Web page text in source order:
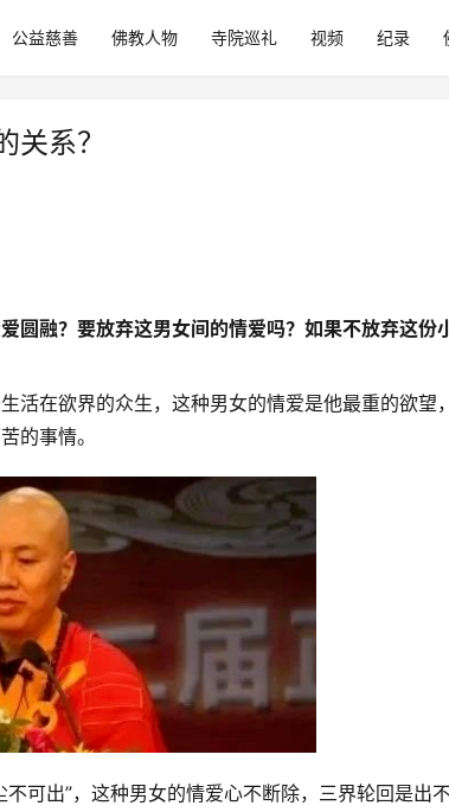
公益慈善 佛教人物 寺院巡礼 视频 纪录
系？
圆融？要放弃这男女间的情爱吗？如果不放弃这份
活在欲界的众生，这种男女的情爱是他最重的欲望
的事情。
可出”，这种男女的情爱心不断除，三界轮回是出